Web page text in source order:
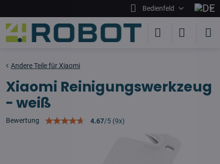
Bedienfeld
Andere Teile für Xiaomi
Xiaomi Reinigungswerkzeug
- weiß
Bewertung 4.67/5 (9x)